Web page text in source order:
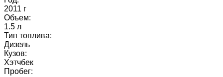
2011 г
Объем:
1.5 л
Тип топлива:
Дизель
Кузов:
Хэтчбек
Пробег: